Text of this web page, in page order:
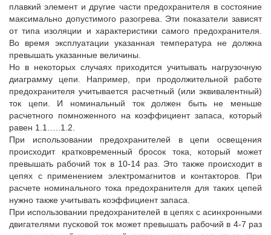
плавкий элемент и другие части предохранителя в состояние
максимально допустимого разогрева. Эти показатели зависят
от типа изоляции и характеристики самого предохранителя.
Во время эксплуатации указанная температура не должна
превышать указанные величины.
Но в некоторых случаях приходится учитывать нагрузочную
диаграмму цепи. Например, при продолжительной работе
предохранителя учитывается расчетный (или эквивалентный)
ток цепи. И номинальный ток должен быть не меньше
расчетного помноженного на коэффициент запаса, который
равен 1.1…..1.2.
При использовании предохранителей в цепи освещения
происходит кратковременный бросок тока, который может
превышать рабочий ток в 10-14 раз. Это также происходит в
цепях с применением электромагнитов и контакторов. При
расчете номинального тока предохранителя для таких цепей
нужно также учитывать коэффициент запаса.
При использовании предохранителей в цепях с асинхронными
двигателями пусковой ток может превышать рабочий в 4-7 раз